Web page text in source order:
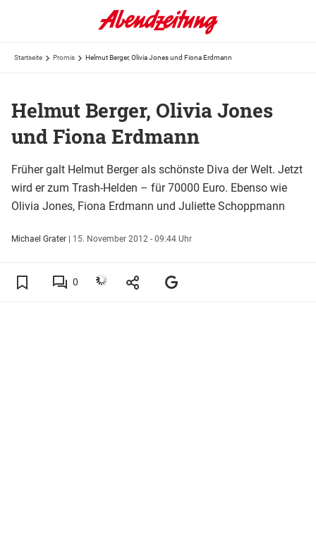
Startseite Promis Helmut Berger, Olivia Jones und Fiona Erdmann
Helmut Berger, Olivia Jones
und Fiona Erdmann
Früher galt Helmut Berger als schönste Diva der Welt. Jetzt
wird er zum Trash-Helden – für 70000 Euro. Ebenso wie
Olivia Jones, Fiona Erdmann und Juliette Schoppmann
Michael Grater | 15. November 2012 - 09:44 Uhr
0